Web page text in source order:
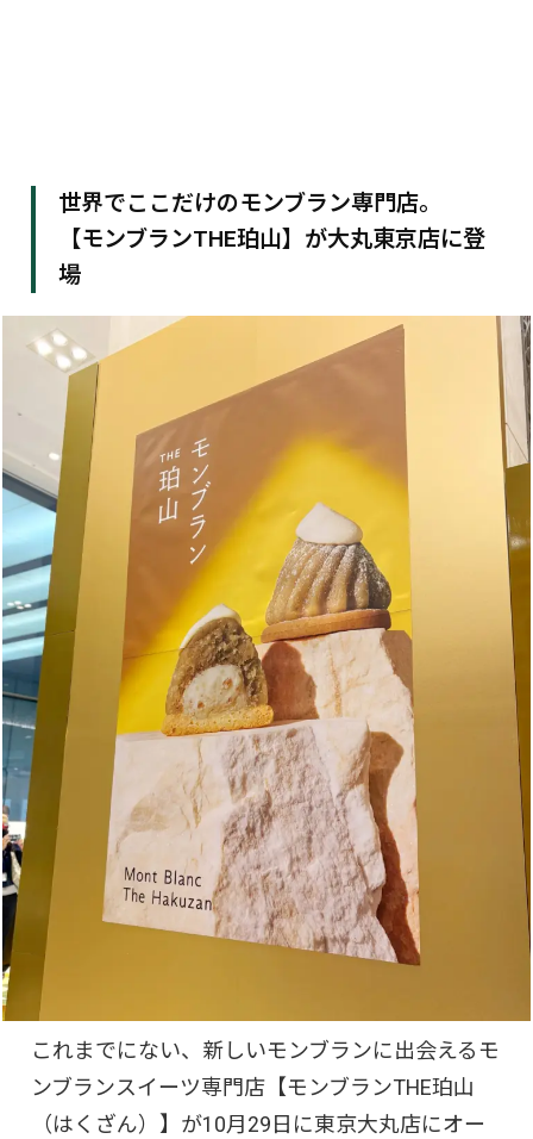
世界でここだけのモンブラン専門店。
【モンブランTHE珀山】が大丸東京店に登
場
これまでにない、新しいモンブランに出会えるモ
ンブランスイーツ専門店【モンブランTHE珀山
（はくざん）】が10月29日に東京大丸店にオー